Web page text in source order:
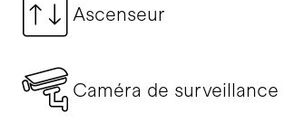
Ascenseur
Caméra de surveillance